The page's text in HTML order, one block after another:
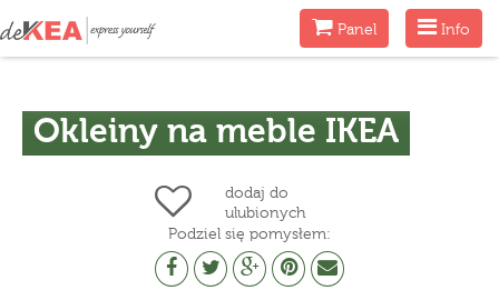
Menu
Info
MenuPanel
Okleiny na meble IKEA
dodaj do
ulubionych
Podziel się pomysłem: